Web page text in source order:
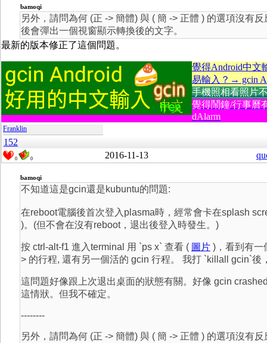
bamoqi
另外，請問為何 (正 -> 簡體) 與 ( 簡 -> 正體 ) 的選項沒有
後會彈出一個視窗顯示轉換後的文字。
最新的版本修正了這個問題。
覺得Android中文
易輸入？→ gcin
手機照相看照片
覺得鬧鐘/行事
dAlarm
Franklin
152
0 0 2016-11-13
bamoqi
不知道這是gcin還是kubuntu的問題:
在reboot電腦後首次登入plasma時，經常會卡在splash
)。(但不會在沒有reboot，退出後登入時發生。)
按 ctrl-alt-f1 進入terminal 用 `ps x` 查看 ( 圖片 )，看到有一
> 的行程, 還有另一個活的 gcin 行程。 我打 `killall gcin`後
這問題好像跟上次退出桌面的狀態有關。好像 gcin
這情狀。但我不確定。
--------
另外，請問為何 (正 -> 簡體) 與 ( 簡 -> 正體 ) 的選項沒有